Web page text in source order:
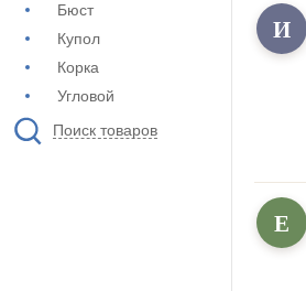
Бюст
Купол
Корка
Угловой
Поиск товаров
И
Е